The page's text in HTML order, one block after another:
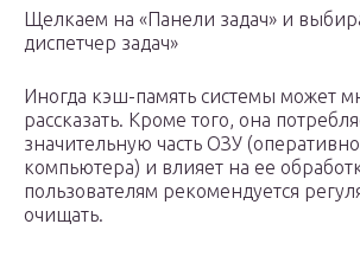
Щелкаем на «Панели задач» и
диспетчер задач»
Иногда кэш-память системы может
рассказать. Кроме того, она
значительную часть ОЗУ
компьютера) и влияет на ее
пользователям рекомендуется
очищать.